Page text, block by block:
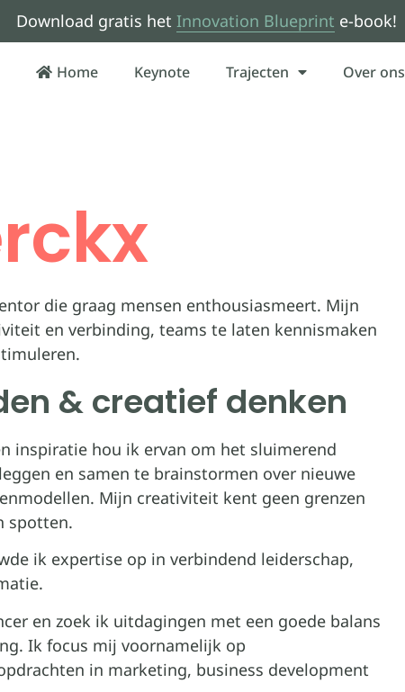
Download gratis het Innovation Blueprint e-book!
Home Keynote Trajecten Over ons
die graag mensen enthousiasmeert. Mijn
en verbinding, teams te laten kennismaken
& creatief denken
inspiratie hou ik ervan om het sluimerend
en samen te brainstormen over nieuwe
Mijn creativiteit kent geen grenzen
spotten.
ik expertise op in verbindend leiderschap,
en zoek ik uitdagingen met een goede balans
Ik focus mij voornamelijk op
in marketing, business development